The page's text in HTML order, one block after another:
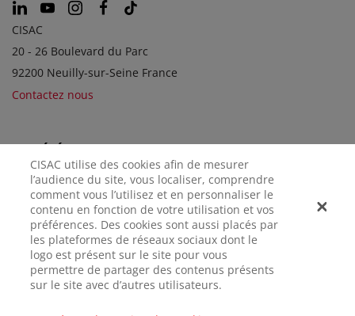
CISAC
20 - 26 Boulevard du Parc
92200 Neuilly-sur-Seine France
Contactez nous
MENTIONS
CONFIDENTIALITÉ
CISAC utilise des cookies afin de mesurer
l’audience du site, vous localiser, comprendre
comment vous l’utilisez et en personnaliser le
contenu en fonction de votre utilisation et vos
préférences. Des cookies sont aussi placés par
les plateformes de réseaux sociaux dont le
logo est présent sur le site pour vous
permettre de partager des contenus présents
sur le site avec d’autres utilisateurs.